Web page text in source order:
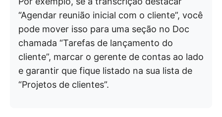
“Agendar reunião inicial com o cliente”, você
pode mover isso para uma seção no Doc
chamada “Tarefas de lançamento do
cliente”, marcar o gerente de contas ao lado
e garantir que fique listado na sua lista de
“Projetos de clientes”.